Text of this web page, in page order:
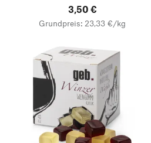
3,50 €
Grundpreis: 23,33 €/kg